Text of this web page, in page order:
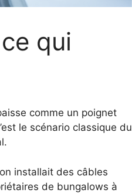
qui
comme un poignet
le scénario classique du
installait des câbles
de bungalows à